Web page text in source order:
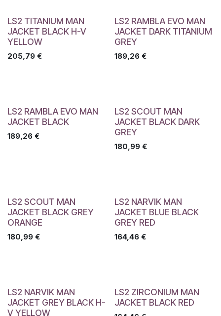
LS2 TITANIUM MAN
JACKET BLACK H-V
YELLOW
205,79 €
LS2 RAMBLA EVO MAN
JACKET DARK TITANIUM
GREY
189,26€
LS2 RAMBLA EVO MAN
JACKET BLACK
189,26 €
LS2 SCOUT MAN
JACKET BLACK DARK
GREY
180,99€
LS2 SCOUT MAN
JACKET BLACK GREY
ORANGE
180,99 €
LS2 NARVIK MAN
JACKET BLUE BLACK
GREY RED
164,46€
LS2 NARVIK MAN
JACKET GREY BLACK H-
V YELLOW
LS2 ZIRCONIUM MAN
JACKET BLACK RED